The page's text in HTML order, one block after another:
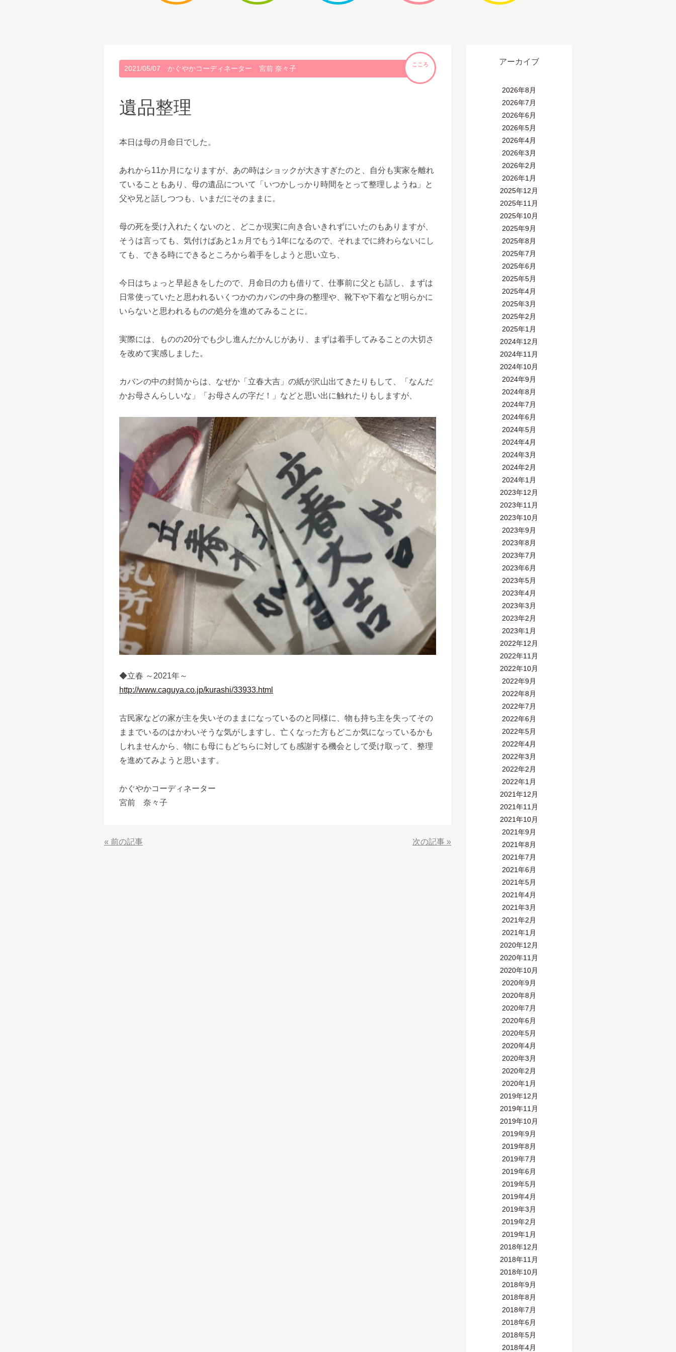
2021/05/07 かぐやかコーディネーター 宮前 奈々子 こころ
遺品整理
本日は母の月命日でした。
あれから11か月になりますが、あの時はショックが大きすぎたのと、自分も実家を離れ
ていることもあり、母の遺品について「いつかしっかり時間をとって整理しようね」と
父や兄と話しつつも、いまだにそのままに。
母の死を受け入れたくないのと、どこか現実に向き合いきれずにいたのもありますが、
そうは言っても、気付けばあと1ヵ月でもう1年になるので、それまでに終わらないにし
ても、できる時にできるところから着手をしようと思い立ち、
今日はちょっと早起きをしたので、月命日の力も借りて、仕事前に父とも話し、まずは
日常使っていたと思われるいくつかのカバンの中身の整理や、靴下や下着など明らかに
いらないと思われるものの処分を進めてみることに。
実際には、ものの20分でも少し進んだかんじがあり、まずは着手してみることの大切さ
を改めて実感しました。
カバンの中の封筒からは、なぜか「立春大吉」の紙が沢山出てきたりもして、「なんだ
かお母さんらしいな」「お母さんの字だ！」などと思い出に触れたりもしますが、
◆立春 ～2021年～
http://www.caguya.co.jp/kurashi/33933.html
古民家などの家が主を失いそのままになっているのと同様に、物も持ち主を失ってその
ままでいるのはかわいそうな気がしますし、亡くなった方もどこか気になっているかも
しれませんから、物にも母にもどちらに対しても感謝する機会として受け取って、整理
を進めてみようと思います。
かぐやかコーディネーター
宮前 奈々子
« 前の記事 次の記事 »
アーカイブ
2026年8月
2026年7月
2026年6月
2026年5月
2026年4月
2026年3月
2026年2月
2026年1月
2025年12月
2025年11月
2025年10月
2025年9月
2025年8月
2025年7月
2025年6月
2025年5月
2025年4月
2025年3月
2025年2月
2025年1月
2024年12月
2024年11月
2024年10月
2024年9月
2024年8月
2024年7月
2024年6月
2024年5月
2024年4月
2024年3月
2024年2月
2024年1月
2023年12月
2023年11月
2023年10月
2023年9月
2023年8月
2023年7月
2023年6月
2023年5月
2023年4月
2023年3月
2023年2月
2023年1月
2022年12月
2022年11月
2022年10月
2022年9月
2022年8月
2022年7月
2022年6月
2022年5月
2022年4月
2022年3月
2022年2月
2022年1月
2021年12月
2021年11月
2021年10月
2021年9月
2021年8月
2021年7月
2021年6月
2021年5月
2021年4月
2021年3月
2021年2月
2021年1月
2020年12月
2020年11月
2020年10月
2020年9月
2020年8月
2020年7月
2020年6月
2020年5月
2020年4月
2020年3月
2020年2月
2020年1月
2019年12月
2019年11月
2019年10月
2019年9月
2019年8月
2019年7月
2019年6月
2019年5月
2019年4月
2019年3月
2019年2月
2019年1月
2018年12月
2018年11月
2018年10月
2018年9月
2018年8月
2018年7月
2018年6月
2018年5月
2018年4月